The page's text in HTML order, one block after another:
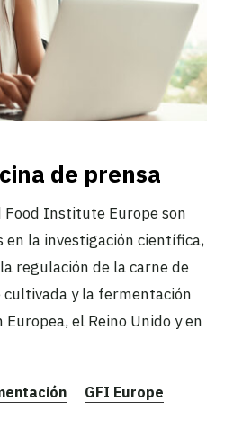
de prensa
Food Institute Europe son
la investigación científica,
regulación de la carne de
y la fermentación
el Reino Unido y en
GFI Europe